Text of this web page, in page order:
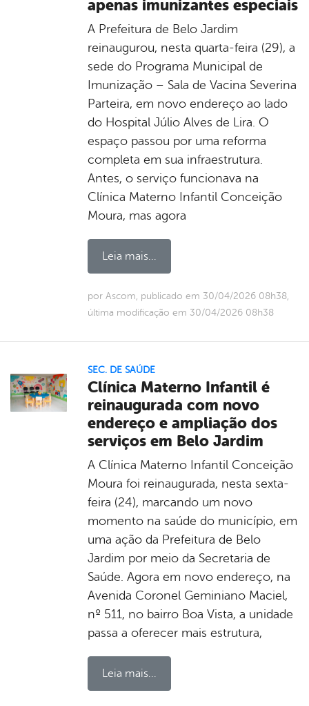
apenas imunizantes especiais
A Prefeitura de Belo Jardim
reinaugurou, nesta quarta-feira (29), a
sede do Programa Municipal de
Imunização – Sala de Vacina Severina
Parteira, em novo endereço ao lado
do Hospital Júlio Alves de Lira. O
espaço passou por uma reforma
completa em sua infraestrutura.
Antes, o serviço funcionava na
Clínica Materno Infantil Conceição
Moura, mas agora
Leia mais...
por Ascom, publicado em 30/04/2026 08h38,
última modificação em 30/04/2026 08h38
SEC. DE SAÚDE
Clínica Materno Infantil é
reinaugurada com novo
endereço e ampliação dos
serviços em Belo Jardim
A Clínica Materno Infantil Conceição
Moura foi reinaugurada, nesta sexta-
feira (24), marcando um novo
momento na saúde do município, em
uma ação da Prefeitura de Belo
Jardim por meio da Secretaria de
Saúde. Agora em novo endereço, na
Avenida Coronel Geminiano Maciel,
nº 511, no bairro Boa Vista, a unidade
passa a oferecer mais estrutura,
Leia mais...